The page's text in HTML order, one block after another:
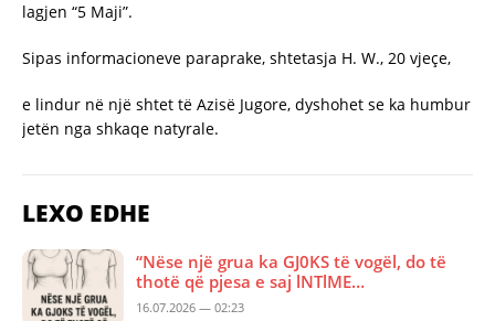
lagjen “5 Maji”.
Sipas informacioneve paraprake, shtetasja H. W., 20 vjeçe,
e lindur në një shtet të Azisë Jugore, dyshohet se ka humbur
jetën nga shkaqe natyrale.
LEXO EDHE
“Nëse një grua ka GJ0KS të vogël, do të
thotë që pjesa e saj lNTlME…
16.07.2026 — 02:23